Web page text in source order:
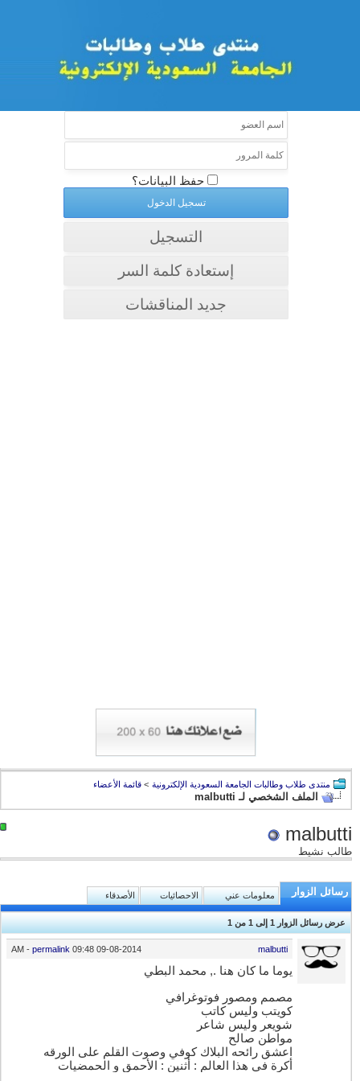
حفظ البيانات؟
التسجيل
إستعادة كلمة السر
جديد المناقشات
منتدى طلاب وطالبات الجامعة السعودية الإلكترونية > قائمة الأعضاء
الملف الشخصي لـ malbutti
malbutti
طالب نشيط
رسائل الزوار معلومات عني الاحصائيات الأصدقاء
عرض رسائل الزوار 1 إلى 1من1
09-08-2014
09:48 AM
-permalink malbutti
يوما ما كان هنا ., محمد البطي
مصمم ومصور فوتوغرافي
كويتب وليس كاتب
شويعر وليس شاعر
مواطن صالح
اعشق رائحه البلاك كوفي وصوت القلم على الورقه
أكرة في هذا العالم : أثنين : الأحمق و الحمضيات